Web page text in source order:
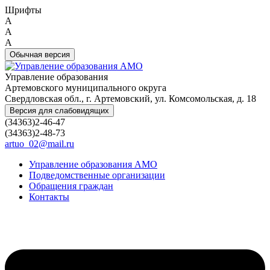
Шрифты
A
A
A
Обычная версия
Управление образования
Артемовского муниципального округа
Свердловская обл., г. Артемовский, ул. Комсомольская, д. 18
Версия для слабовидящих
(34363)2-46-47
(34363)2-48-73
artuo_02@mail.ru
Управление образования АМО
Подведомственные организации
Обращения граждан
Контакты